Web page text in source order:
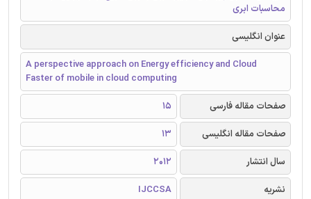
محاسبات ابری
عنوان انگلیسی
A perspective approach on Energy efficiency and Cloud
Faster of mobile in cloud computing
صفحات مقاله فارسی
15
صفحات مقاله انگلیسی
13
سال انتشار
2012
نشریه
IJCCSA